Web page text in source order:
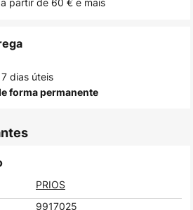
dias úteis
forma permanente
PRIOS
9917025